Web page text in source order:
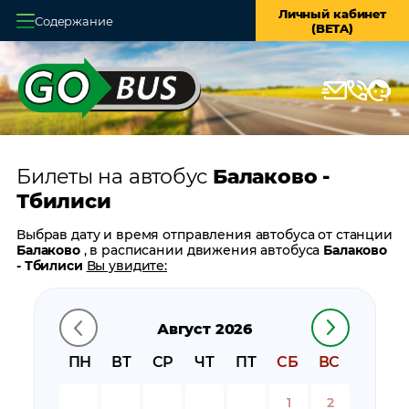
Содержание
Личный кабинет
(BETA)
Главная
О системе
Оплата и доставка
Возврат билетов
Заказ автобуса
Контакты
Билеты на автобус Балаково -
Тбилиси
Август 2026
ПН
ВТ СР ЧТ ПТ СБ ВС
1 2
Выбрав дату и время отправления автобуса от станции
Балаково , в расписании движения автобуса Балаково
- Тбилиси Вы увидите:
время прибытия
время в пути
цену билета
Балаково